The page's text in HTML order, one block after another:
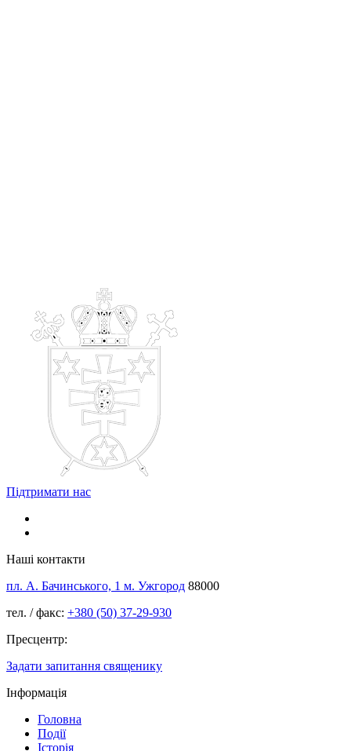
Підтримати нас
Наші контакти
пл. А. Бачинського, 1 м. Ужгород 88000
тел. / факс: +380 (50) 37-29-930
Пресцентр:
Задати запитання священику
Інформація
Головна
Події
Історія